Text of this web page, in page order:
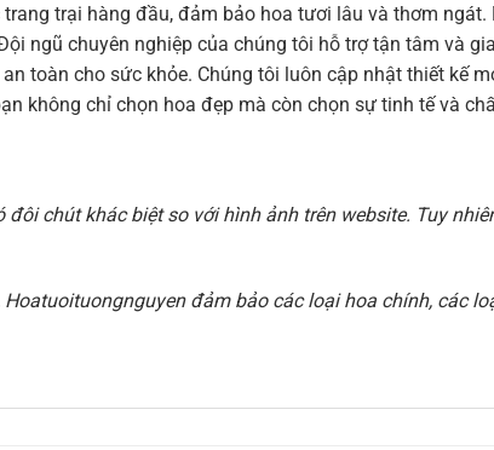
trại hàng đầu, đảm bảo hoa tươi lâu và thơm
ngũ chuyên nghiệp của chúng tôi hỗ trợ tận tâm và
toàn cho sức khỏe. Chúng tôi luôn cập nhật thiết kế
không chỉ chọn hoa đẹp mà còn chọn sự tinh tế và
chút khác biệt so với hình ảnh trên website. Tuy
đảm bảo các loại hoa chính, các